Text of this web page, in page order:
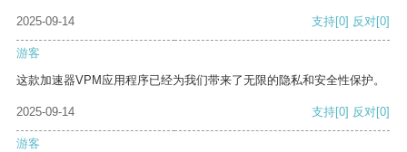
2025-09-14 支持[0] 反对[0]
游客
这款加速器VPM应用程序已经为我们带来了无限的隐私和安全性保护。
2025-09-14 支持[0] 反对[0]
游客